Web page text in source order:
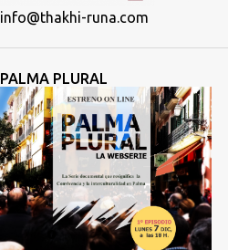
info@thakhi-runa.com
PALMA PLURAL